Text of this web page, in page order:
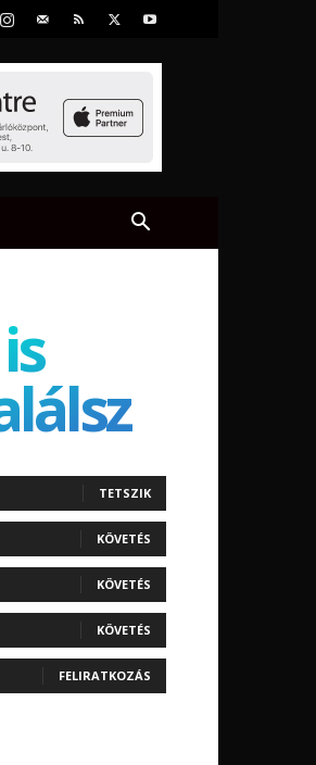
TETSZIK
KÖVETÉS
KÖVETÉS
KÖVETÉS
FELIRATKOZÁS